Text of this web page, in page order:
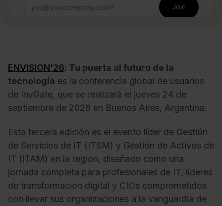
ENVISION'26: Tu puerta al futuro de la
tecnología es la conferencia global de usuarios
de InvGate, que se realizará el jueves 24 de
septiembre de 2026 en Buenos Aires, Argentina.
Esta tercera edición es el evento líder de Gestión
de Servicios de IT (ITSM) y Gestión de Activos de
IT (ITAM) en la región, diseñado como una
jornada completa para profesionales de IT, líderes
de transformación digital y CIOs comprometidos
con llevar sus organizaciones a la vanguardia de